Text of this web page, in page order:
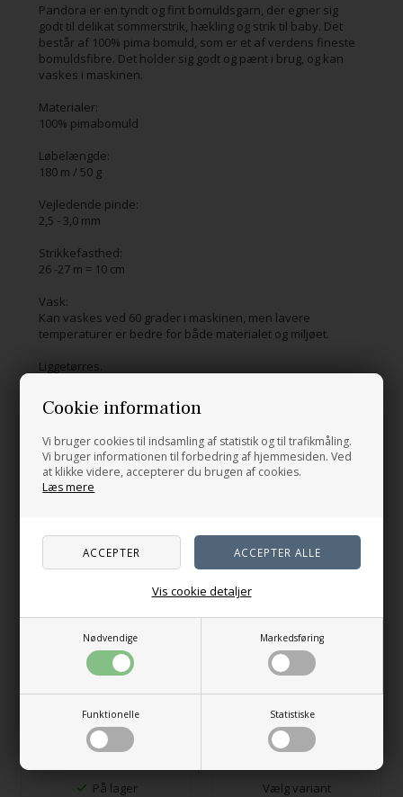
Cookie information
Vi bruger cookies til indsamling af statistik og til trafikmåling.
Vi bruger informationen til forbedring af hjemmesiden. Ved
at klikke videre, accepterer du brugen af cookies.
Læs mere
Nødvendige Markedsføring
Funktionelle Statistiske
Vis cookie detaljer
269
Jeansblå
272 Klar blå
276 Lys
gråblå
277
Marineblå
278 Orange 286 Beige
307 Mørk
325
328
333 Liljegul 339 Turkis
340 Frisk
blå
Pandora er en tyndt og fint bomuldsgarn, der egner sig
godt til delikat sommerstrik, hækling og strik til baby. Det
består af 100% pima bomuld, som er et af verdens fineste
bomuldsfibre. Det holder sig godt og pænt i brug, og kan
vaskes i maskinen.
Materialer:
100% pimabomuld
Løbelængde:
180 m / 50 g
Vejledende pinde:
2,5 - 3,0 mm
Strikkefasthed:
26 -27 m = 10 cm
Vask:
Kan vaskes ved 60 grader i maskinen, men lavere
temperaturer er bedre for både materialet og miljøet.
Liggetørres.
Relaterede produkter
Sommerfuglens nåleetui
65,00DKK
På lager
Mesh Bag - med bund
60,00DKK
Blå: 23 x 32 cm
Gul: 19 x 25,5 cm
Vælg variant